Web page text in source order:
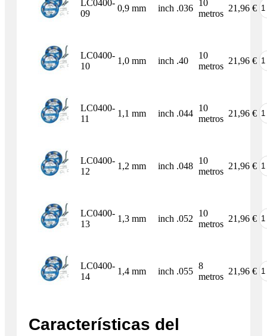
LC0400-
09
0,9 mm inch .036
10
metros
21,96 €
LC0400-
10
1,0 mm inch .40
10
metros
21,96 €
LC0400-
11
1,1 mm inch .044
10
metros
21,96 €
LC0400-
12
1,2 mm inch .048
10
metros
21,96 €
LC0400-
13
1,3 mm inch .052
10
metros
21,96 €
LC0400-
14
1,4 mm inch .055
8
metros
21,96 €
Características del